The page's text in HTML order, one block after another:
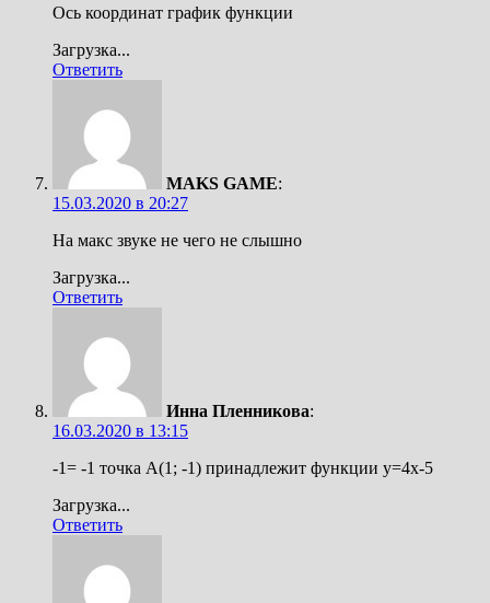
Ось координат график функции
Загрузка...
Ответить
MAKS GAME:
15.03.2020 в 20:27
На макс звуке не чего не слышно
Загрузка...
Ответить
Инна Пленникова:
16.03.2020 в 13:15
-1= -1 точка А(1; -1) принадлежит функции y=4x-5
Загрузка...
Ответить